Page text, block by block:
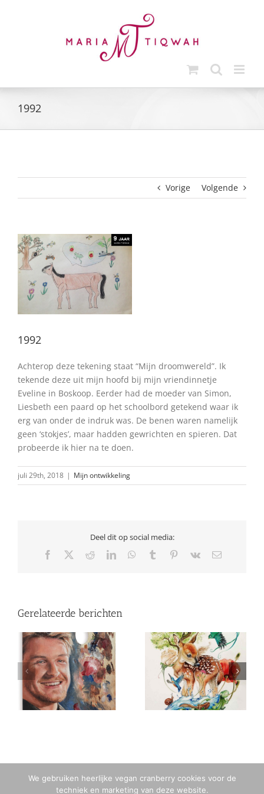
1992
Vorige Volgende
1992
Achterop deze tekening staat “Mijn droomwereld”. Ik
tekende deze uit mijn hoofd bij mijn vriendinnetje
Eveline in Boskoop. Eerder had de moeder van Simon,
Liesbeth een paard op het schoolbord getekend waar ik
erg van onder de indruk was. De benen waren namelijk
geen ‘stokjes’, maar hadden gewrichten en spieren. Dat
probeerde ik hier na te doen.
juli 29th, 2018 | Mijn ontwikkeling
Deel dit op social media:
Facebook RedditLinkedInWhatsApp
Tumblr Pinterest
Vk
E-
Gerelateerde berichten
2020 2016
We gebruiken heerlijke vegan cranberry cookies voor de
techniek en marketing van deze website.